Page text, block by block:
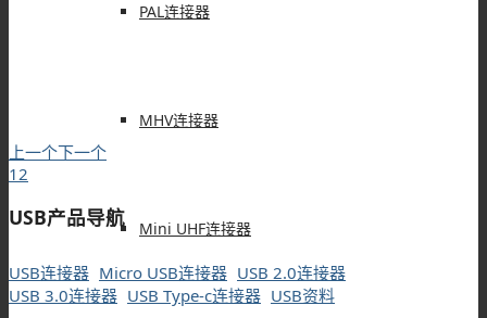
PAL连接器
MHV连接器
Mini UHF连接器
上一个下一个
1 2
USB产品导航
USB连接器 Micro USB连接器 USB 2.0连接器
USB 3.0连接器 USB Type-c连接器 USB资料